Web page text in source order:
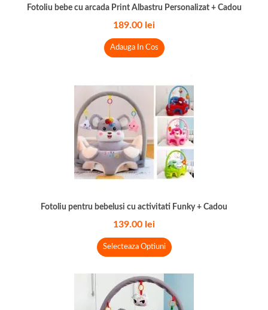
Fotoliu bebe cu arcada Print Albastru Personalizat + Cadou
189.00 lei
Adauga In Cos
Fotoliu pentru bebelusi cu activitati Funky + Cadou
139.00 lei
Selecteaza Optiuni